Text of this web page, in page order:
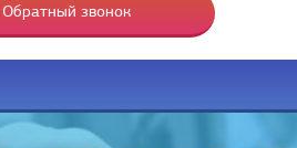
Обратный звонок